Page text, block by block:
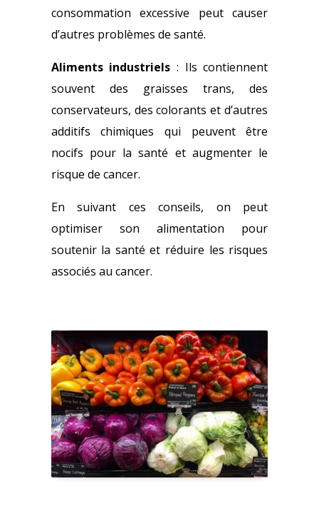
consommation excessive peut causer
d’autres problèmes de santé.
Aliments industriels : Ils contiennent
souvent des graisses trans, des
conservateurs, des colorants et d’autres
additifs chimiques qui peuvent être
nocifs pour la santé et augmenter le
risque de cancer.
En suivant ces conseils, on peut
optimiser son alimentation pour
soutenir la santé et réduire les risques
associés au cancer.